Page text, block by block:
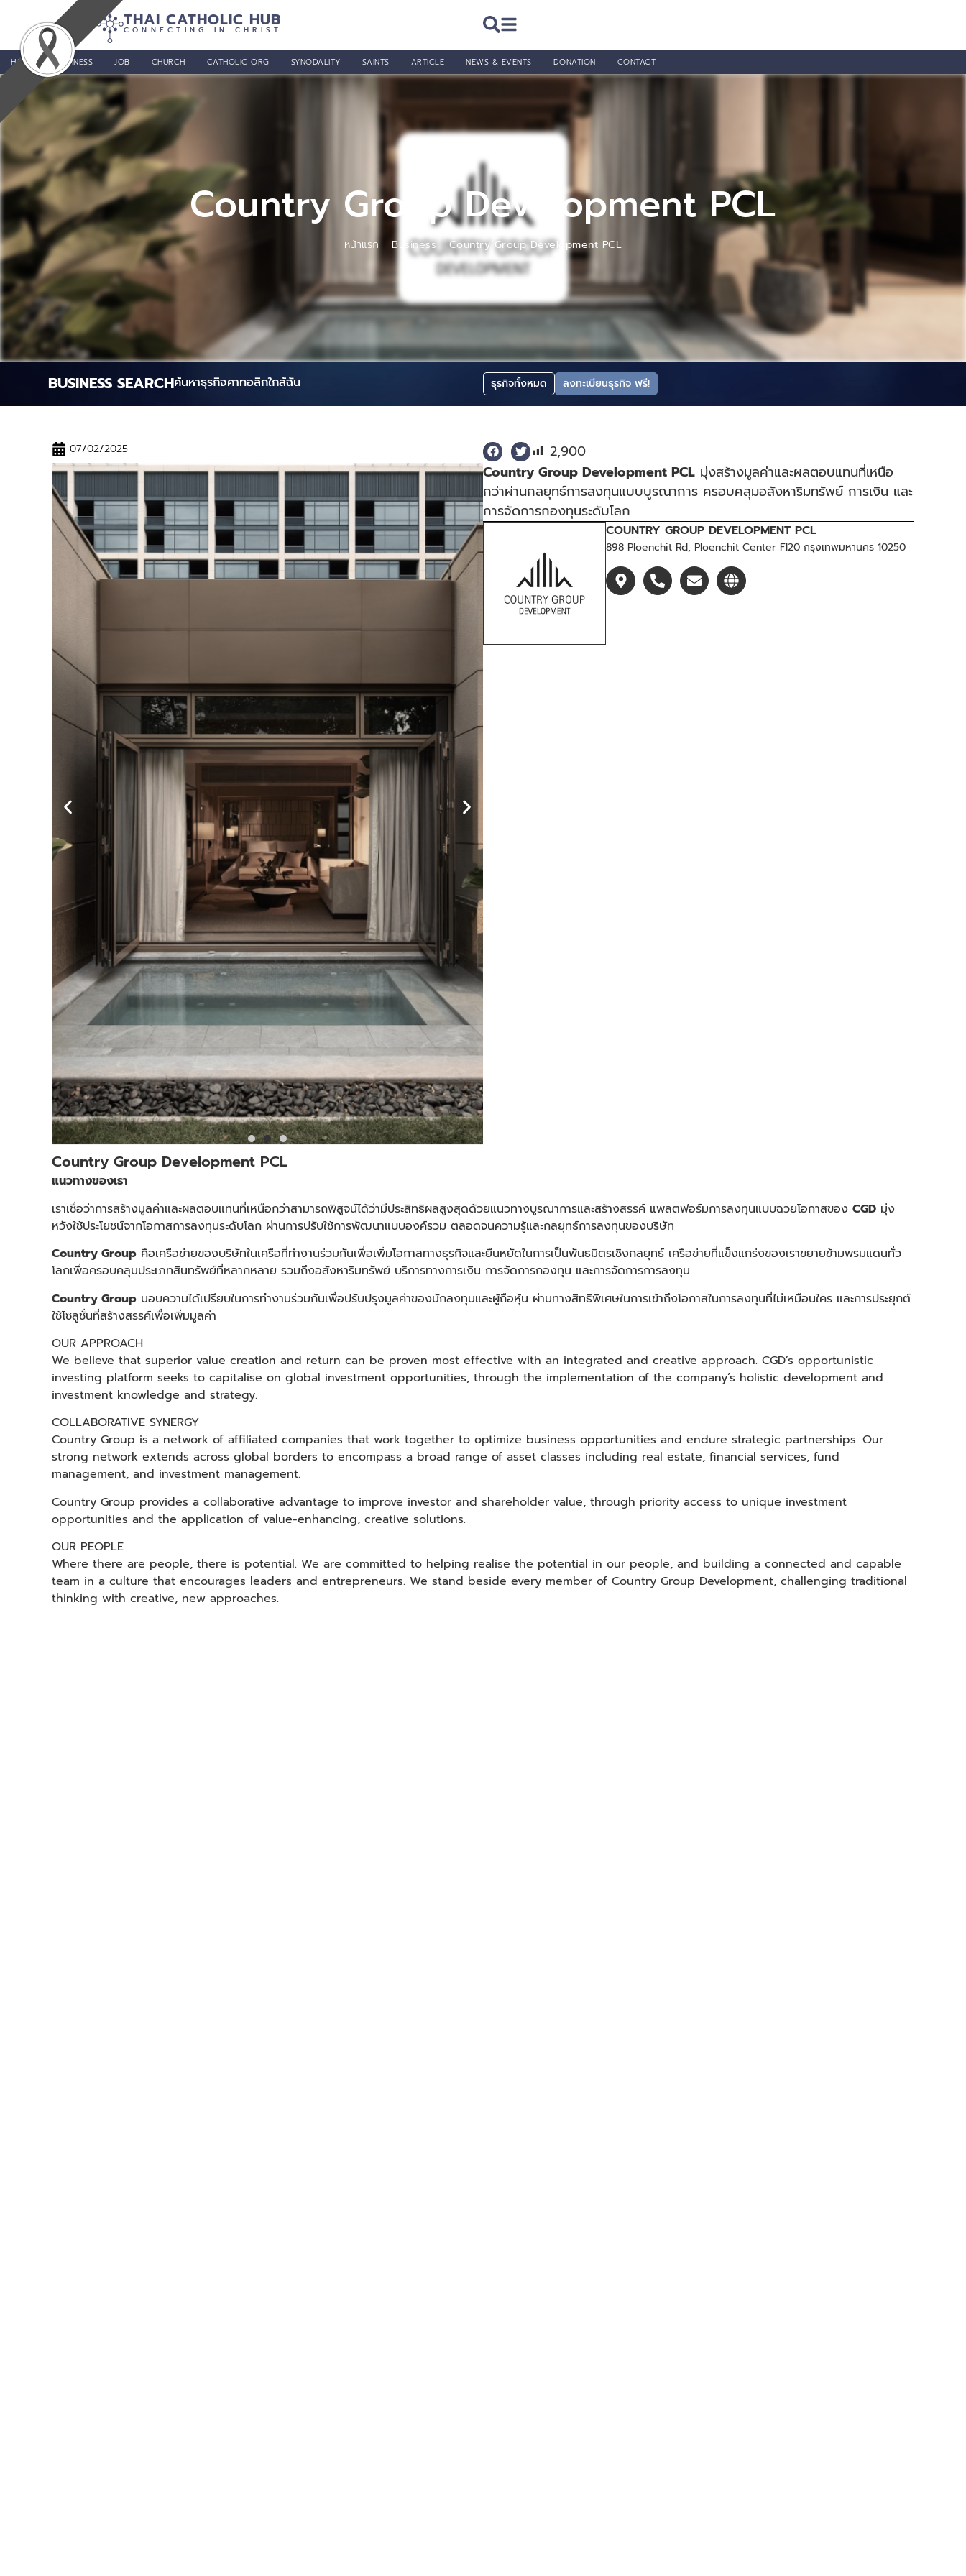
THAI CATHOLIC HUB
CONNECTING IN CHRIST
HOME BUSINESS JOB CHURCH CATHOLIC ORG SYNODALITY SAINTS ARTICLE NEWS & EVENTS DONATION CONTACT
Country Group Development PCL
หน้าแรก ::: Business ::: Country Group Development PCL
BUSINESS SEARCHค้นหาธุรกิจคาทอลิกใกล้ฉัน ธุรกิจทั้งหมด ลงทะเบียนธุรกิจ ฟรี!
07/02/2025
2,900
Country Group Development PCL มุ่งสร้างมูลค่าและผลตอบแทนที่เหนือ
กว่าผ่านกลยุทธ์การลงทุนแบบบูรณาการ ครอบคลุมอสังหาริมทรัพย์ การเงิน และ
การจัดการกองทุนระดับโลก
COUNTRY GROUP DEVELOPMENT PCL
898 Ploenchit Rd, Ploenchit Center Fl20 กรุงเทพมหานคร 10250
Country Group Development PCL
แนวทางของเรา
เราเชื่อว่าการสร้างมูลค่าและผลตอบแทนที่เหนือกว่าสามารถพิสูจน์ได้ว่ามีประสิทธิผลสูงสุดด้วยแนวทางบูรณาการและสร้างสรรค์ แพลตฟอร์มการลงทุนแบบฉวยโอกาสของ CGD มุ่ง
หวังใช้ประโยชน์จากโอกาสการลงทุนระดับโลก ผ่านการปรับใช้การพัฒนาแบบองค์รวม ตลอดจนความรู้และกลยุทธ์การลงทุนของบริษัท
Country Group คือเครือข่ายของบริษัทในเครือที่ทำงานร่วมกันเพื่อเพิ่มโอกาสทางธุรกิจและยืนหยัดในการเป็นพันธมิตรเชิงกลยุทธ์ เครือข่ายที่แข็งแกร่งของเราขยายข้ามพรมแดนทั่ว
โลกเพื่อครอบคลุมประเภทสินทรัพย์ที่หลากหลาย รวมถึงอสังหาริมทรัพย์ บริการทางการเงิน การจัดการกองทุน และการจัดการการลงทุน
Country Group มอบความได้เปรียบในการทำงานร่วมกันเพื่อปรับปรุงมูลค่าของนักลงทุนและผู้ถือหุ้น ผ่านทางสิทธิพิเศษในการเข้าถึงโอกาสในการลงทุนที่ไม่เหมือนใคร และการประยุกต์
ใช้โซลูชั่นที่สร้างสรรค์เพื่อเพิ่มมูลค่า
OUR APPROACH
We believe that superior value creation and return can be proven most effective with an integrated and creative approach. CGD’s opportunistic
investing platform seeks to capitalise on global investment opportunities, through the implementation of the company’s holistic development and
investment knowledge and strategy.
COLLABORATIVE SYNERGY
Country Group is a network of affiliated companies that work together to optimize business opportunities and endure strategic partnerships. Our
strong network extends across global borders to encompass a broad range of asset classes including real estate, financial services, fund
management, and investment management.
Country Group provides a collaborative advantage to improve investor and shareholder value, through priority access to unique investment
opportunities and the application of value-enhancing, creative solutions.
OUR PEOPLE
Where there are people, there is potential. We are committed to helping realise the potential in our people, and building a connected and capable
team in a culture that encourages leaders and entrepreneurs. We stand beside every member of Country Group Development, challenging traditional
thinking with creative, new approaches.